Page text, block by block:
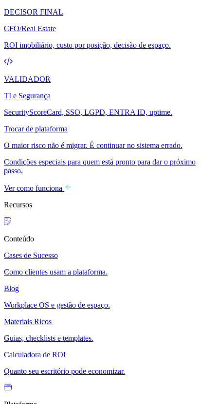
DECISOR FINAL
CFO/Real Estate
ROI imobiliário, custo por posição, decisão de espaço.
VALIDADOR
TI e Segurança
SecurityScoreCard, SSO, LGPD, ENTRA ID, uptime.
Trocar de plataforma
O maior risco não é migrar. É continuar no sistema errado.
Condições especiais para quem está pronto para dar o próximo
passo.
Ver como funciona
Recursos
Conteúdo
Cases de Sucesso
Como clientes usam a plataforma.
Blog
Workplace OS e gestão de espaço.
Materiais Ricos
Guias, checklists e templates.
Calculadora de ROI
Quanto seu escritório pode economizar.